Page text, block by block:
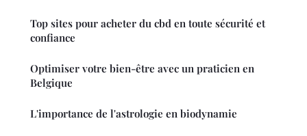
Top sites pour acheter du cbd en toute sécurité et
confiance
Optimiser votre bien-être avec un praticien en
Belgique
L'importance de l'astrologie en biodynamie